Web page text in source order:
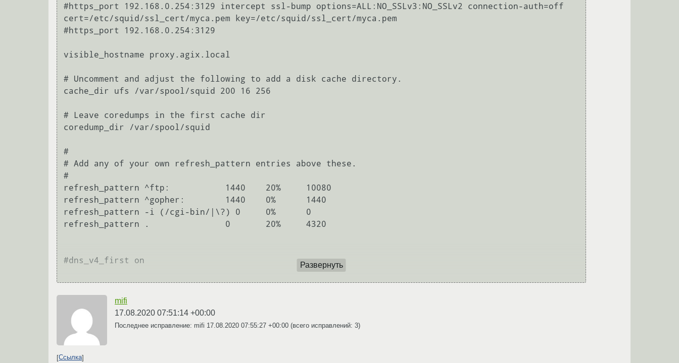
#https_port 192.168.0.254:3129 intercept ssl-bump options=ALL:NO_SSLv3:NO_SSLv2 connection-auth=off
cert=/etc/squid/ssl_cert/myca.pem key=/etc/squid/ssl_cert/myca.pem
#https_port 192.168.0.254:3129
visible_hostname proxy.agix.local
# Uncomment and adjust the following to add a disk cache directory.
cache_dir ufs /var/spool/squid 200 16 256
# Leave coredumps in the first cache dir
coredump_dir /var/spool/squid
#
# Add any of your own refresh_pattern entries above these.
#
refresh_pattern ^ftp:		1440	20%	10080
refresh_pattern ^gopher:	1440	0%	1440
refresh_pattern -i (/cgi-bin/|\?) 0	0%	0
refresh_pattern .		0	20%	4320
#dns_v4_first on Развернуть
mifi
17.08.2020 07:51:14 +00:00
Последнее исправление: mifi 17.08.2020 07:55:27 +00:00 (всего исправлений: 3)
Ссылка